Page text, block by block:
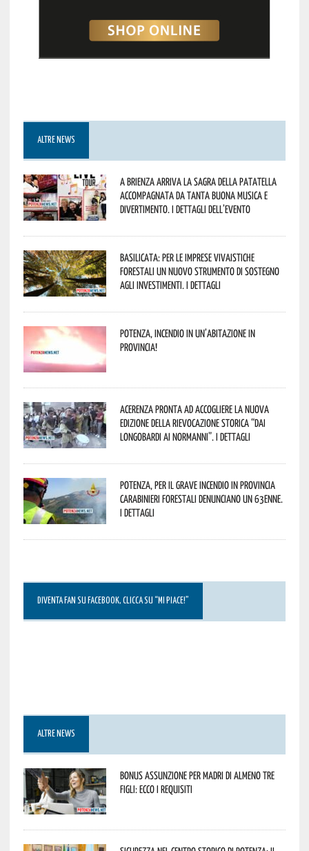
ALTRE NEWS
A Brienza arriva la Sagra della Patatella
accompagnata da tanta buona musica e
divertimento. I dettagli dell’evento
Basilicata: per le imprese vivaistiche
forestali un nuovo strumento di sostegno
agli investimenti. I dettagli
Potenza, incendio in un’abitazione in
provincia!
Acerenza pronta ad accogliere la nuova
edizione della rievocazione storica “Dai
Longobardi ai Normanni”. I dettagli
Potenza, per il grave incendio in Provincia
Carabinieri forestali denunciano un 63enne.
I dettagli
DIVENTA FAN SU FACEBOOK, CLICCA SU “MI PIACE!”
ALTRE NEWS
Bonus assunzione per madri di almeno tre
figli: ecco i requisiti